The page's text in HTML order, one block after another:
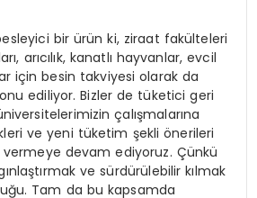
bir ürün ki, ziraat fakülteleri
arıcılık, kanatlı hayvanlar, evcil
için besin takviyesi olarak da
ediliyor. Bizler de tüketici geri
çalışmalarına
ve yeni tüketim şekli önerileri
vermeye devam ediyoruz. Çünkü
ve sürdürülebilir kılmak
Tam da bu kapsamda